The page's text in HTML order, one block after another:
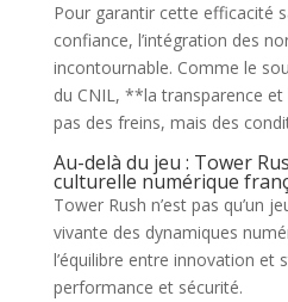
Pour garantir cette efficacité
confiance, l’intégration des
incontournable. Comme le
du CNIL, **la transparence
pas des freins, mais des
Au-delà du jeu : Tower
culturelle numérique
Tower Rush n’est pas qu’un
vivante des dynamiques
l’équilibre entre innovation et
performance et sécurité.